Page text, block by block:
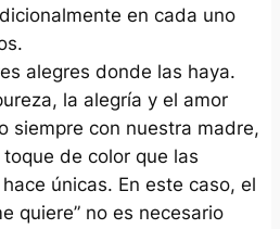
en cada uno
alegres donde las haya.
la alegría y el amor
siempre con nuestra madre,
de color que las
únicas. En este caso, el
quiere” no es necesario